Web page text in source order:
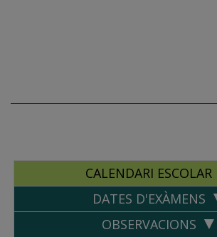
CALENDARI ESCOLAR
DATES D'EXÀMENS
OBSERVACIONS